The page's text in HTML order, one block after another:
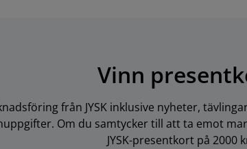
Vinn
från JYSK inklusive nyheter,
Om du samtycker till att ta emot
JYSK-presentkort på 2000